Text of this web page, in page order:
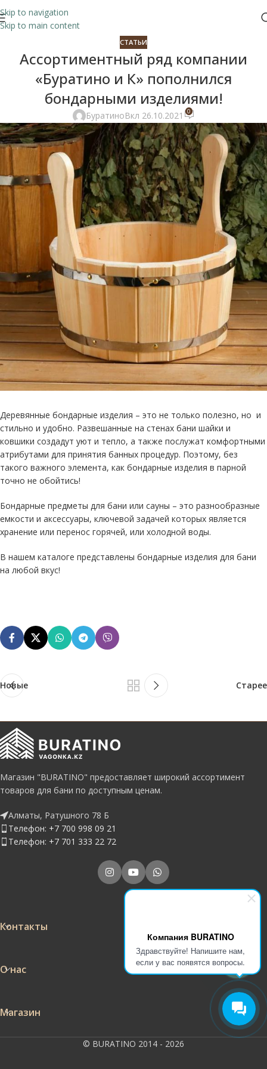
Компания BURATINO
Здравствуйте! Напишите нам,
если у вас появятся вопросы.
Skip to navigation
Skip to main content
СТАТЬИ
Ассортиментный ряд компании
«Буратино и К» пополнился
бондарными изделиями!
БуратиноВкл 26.10.2021 0
Деревянные бондарные изделия – это не только полезно, но и
стильно и удобно. Развешанные на стенах бани шайки и
ковшики создадут уют и тепло, а также послужат комфортными
атрибутами для принятия банных процедур. Поэтому, без
такого важного элемента, как бондарные изделия в парной
точно не обойтись!
Бондарные предметы для бани или сауны – это разнообразные
емкости и аксессуары, ключевой задачей которых является
хранение или перенос горячей, или холодной воды.
В нашем каталоге представлены бондарные изделия для бани
на любой вкус!
Новые Старее
Магазин "BURATINO" предоставляет широкий ассортимент
товаров для бани по доступным ценам.
Алматы, Ратушного 78 Б
Телефон: +7 700 998 09 21
Телефон: +7 701 333 22 72
Контакты
О нас
Магазин
© BURATINO 2014 - 2026